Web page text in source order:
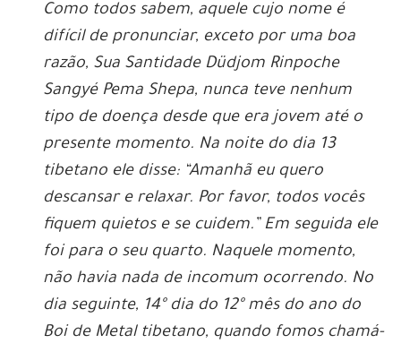
Como todos sabem, aquele cujo nome é
difícil de pronunciar, exceto por uma boa
razão, Sua Santidade Düdjom Rinpoche
Sangyé Pema Shepa, nunca teve nenhum
tipo de doença desde que era jovem até o
presente momento. Na noite do dia 13
tibetano ele disse: “Amanhã eu quero
descansar e relaxar. Por favor, todos vocês
fiquem quietos e se cuidem.” Em seguida ele
foi para o seu quarto. Naquele momento,
não havia nada de incomum ocorrendo. No
dia seguinte, 14º dia do 12º mês do ano do
Boi de Metal tibetano, quando fomos chamá-